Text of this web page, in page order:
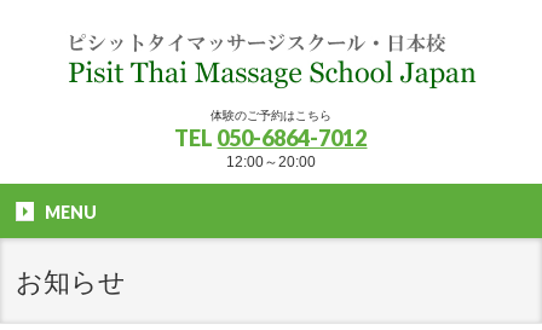
体験のご予約はこちら
TEL 050-6864-7012
12:00～20:00
MENU
お知らせ